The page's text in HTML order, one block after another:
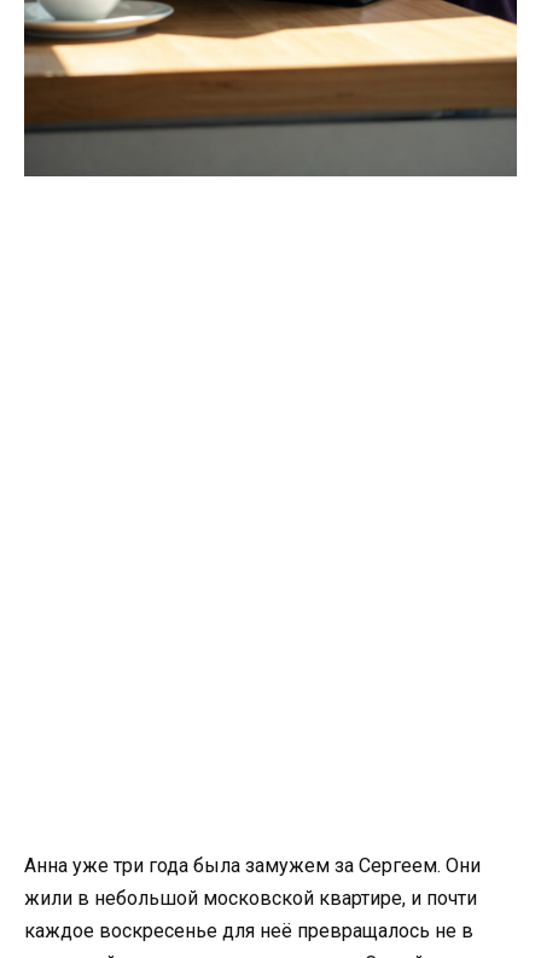
Анна уже три года была замужем за Сергеем. Они
жили в небольшой московской квартире, и почти
каждое воскресенье для неё превращалось не в